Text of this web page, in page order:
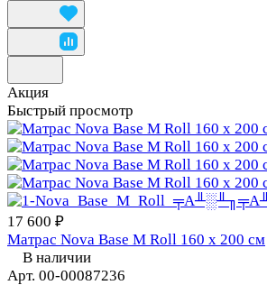
Акция
Быстрый просмотр
17 600 ₽
Матрас Nova Base M Roll 160 х 200 см
В наличии
Арт. 00-00087236